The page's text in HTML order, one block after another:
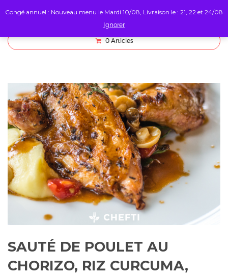
0 Articles
SAUTÉ DE POULET AU
CHORIZO, RIZ CURCUMA,
Congé annuel : Nouveau menu le Mardi 10/08, Livraison le : 21, 22 et 24/08
Ignorer